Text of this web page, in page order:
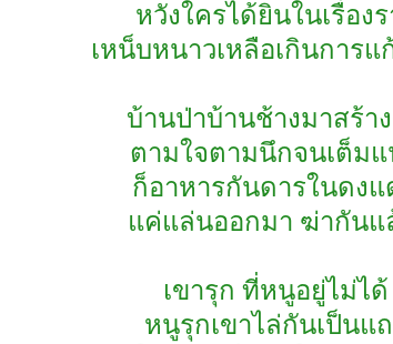
หวังใครได้ยินในเรื่องร
เหน็บหนาวเหลือเกินการแ
บ้านป่าบ้านช้างมาสร้า
ตามใจตามนึกจนเต็ม
ก็อาหารกันดารในดง
แค่แล่นออกมา ฆ่ากันแ
เขารุก ที่หนูอยู่ไม่ได้
หนูรุกเขาไล่กันเป็นแ